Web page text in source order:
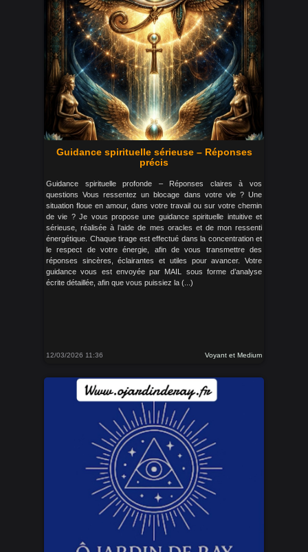
Guidance spirituelle sérieuse – Réponses
précis
Guidance spirituelle profonde – Réponses claires à vos
questions Vous ressentez un blocage dans votre vie ? Une
situation floue en amour, dans votre travail ou sur votre chemin
de vie ? Je vous propose une guidance spirituelle intuitive et
sérieuse, réalisée à l’aide de mes oracles et de mon ressenti
énergétique. Chaque tirage est effectué dans la concentration et
le respect de votre énergie, afin de vous transmettre des
réponses sincères, éclairantes et utiles pour avancer. Votre
guidance vous est envoyée par MAIL sous forme d’analyse
écrite détaillée, afin que vous puissiez la (...)
12/03/2026 11:36 Voyant et Medium